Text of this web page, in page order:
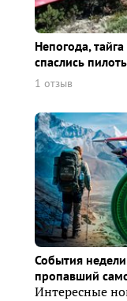
Непогода,
спаслись
1 отзыв
События
пропавший
Интересные